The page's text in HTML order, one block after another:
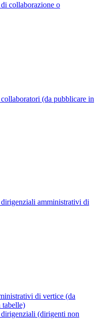
collaborazione o
(da pubblicare in
amministrativi di
di vertice (da
tabelle)
(dirigenti non